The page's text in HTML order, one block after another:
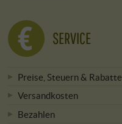
SERVICE
Preise, Steuern & Rabatte
Versandkosten
Bezahlen